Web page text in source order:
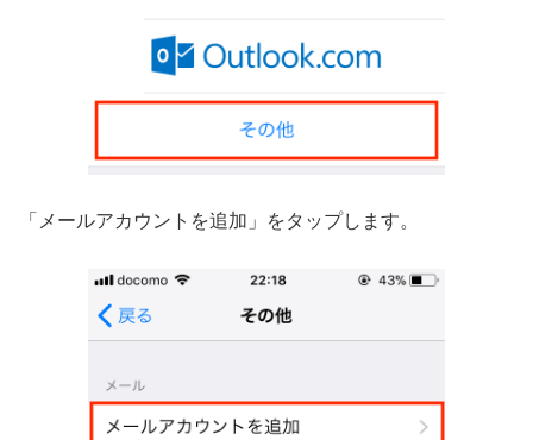
「メールアカウントを追加」をタップします。